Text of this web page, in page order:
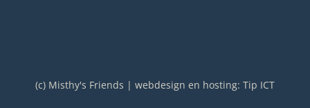
(c) Misthy's Friends | webdesign en hosting: Tip ICT